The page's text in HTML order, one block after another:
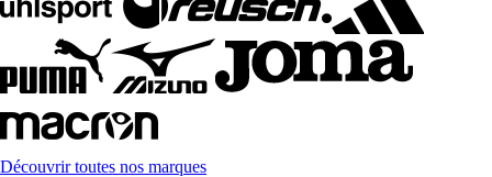
Découvrir toutes nos marques